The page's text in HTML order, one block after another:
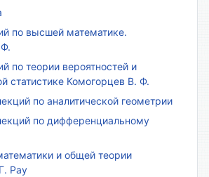
по высшей математике.
по теории вероятностей и
статистике Комогорцев В. Ф.
по аналитической геометрии
по дифференциальному
и общей теории
Рау